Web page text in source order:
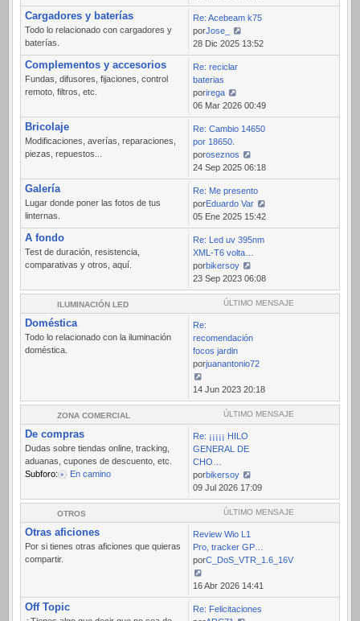
último
mensaje
Cargadores y baterías
Todo lo relacionado con cargadores y
baterías.
Re: Acebeam k75
porJose_
Ver
último
mensaje
28 Dic 2025 13:52
Complementos y accesorios
Fundas, difusores, fijaciones, control
remoto, filtros, etc.
Re: reciclar
baterias
porirega
Ver
último
mensaje
06 Mar 2026 00:49
Bricolaje
Modificaciones, averías, reparaciones,
piezas, repuestos...
Re: Cambio 14650
por 18650.
poroseznos
Ver
último
mensaje
24 Sep 2025 06:18
Galería
Lugar donde poner las fotos de tus
linternas.
Re: Me presento
porEduardo Var
Ver
último
mensaje
05 Ene 2025 15:42
A fondo
Test de duración, resistencia,
comparativas y otros, aquí.
Re: Led uv 395nm
XML-T6 volta…
porbikersoy
Ver
último
mensaje
23 Sep 2023 06:08
ILUMINACIÓN LED ÚLTIMO MENSAJE
Doméstica
Todo lo relacionado con la iluminación
doméstica.
Re:
recomendación
focos jardin
porjuanantonio72
Ver
último
mensaje
14 Jun 2023 20:18
ZONA COMERCIAL ÚLTIMO MENSAJE
De compras
Dudas sobre tiendas online, tracking,
aduanas, cupones de descuento, etc.
Subforo:
En camino
Re: ¡¡¡¡¡ HILO
GENERAL DE
CHO…
porbikersoy
Ver
último
mensaje
09 Jul 2026 17:09
OTROS ÚLTIMO MENSAJE
Otras aficiones
Por si tienes otras aficiones que quieras
compartir.
Review Wio L1
Pro, tracker GP…
porC_DoS_VTR_1.6_16V
Ver
último
mensaje
16 Abr 2026 14:41
Off Topic
Re: Felicitaciones